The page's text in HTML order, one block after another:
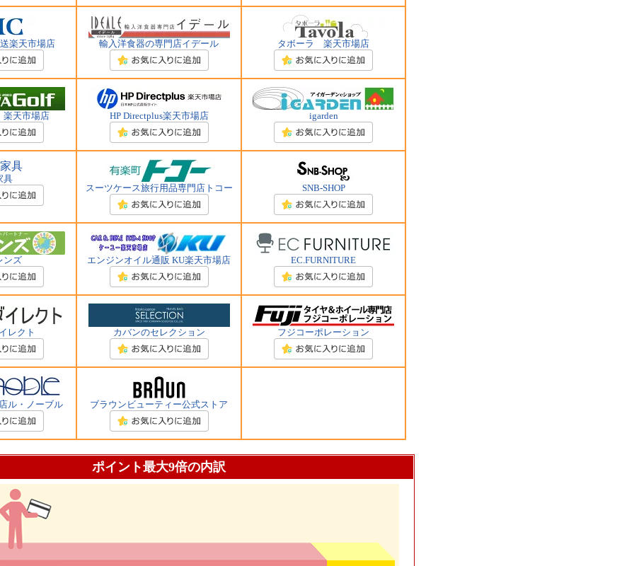
楽天市場店 輸入洋食器の専門店イデール タボーラ 楽天市場店
天市場店 HP Directplus楽天市場店 igarden
具
スーツケース旅行用品専門店トコー
SNB-SHOP
ンズ エンジンオイル通販 KU楽天市場店 EC.FURNITURE
レクト カバンのセレクション フジコーポレーション
ル・ノーブル ブラウンビューティー公式ストア
ポイント最大9倍の内訳